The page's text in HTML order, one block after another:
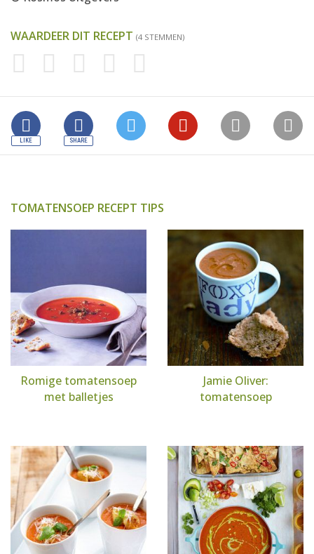
WAARDEER DIT RECEPT (4 STEMMEN)
TOMATENSOEP RECEPT TIPS
Romige tomatensoep
met balletjes
Jamie Oliver:
tomatensoep